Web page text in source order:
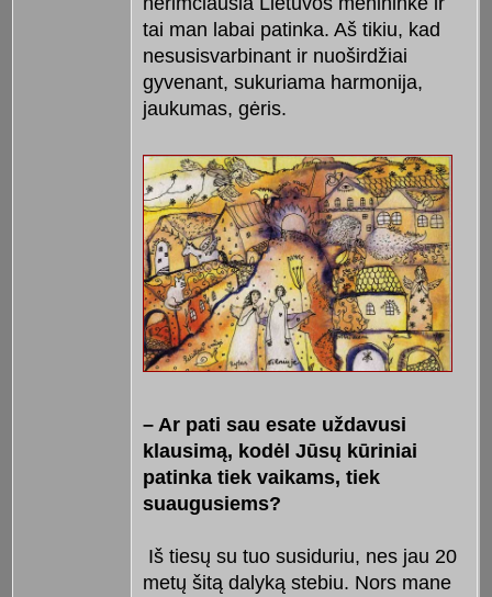
tai man labai patinka. Aš tikiu, kad
nesusisvarbinant ir nuoširdžiai
gyvenant, sukuriama harmonija,
jaukumas, gėris.
– Ar pati sau esate uždavusi
klausimą, kodėl Jūsų kūriniai
patinka tiek vaikams, tiek
suaugusiems?
Iš tiesų su tuo susiduriu, nes jau 20
metų šitą dalyką stebiu. Nors mane